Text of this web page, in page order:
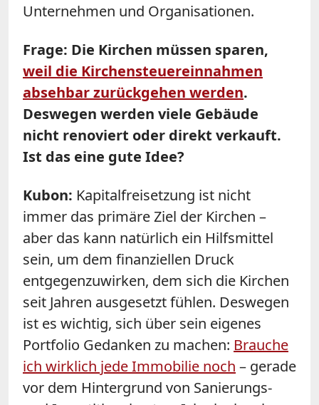
Unternehmen und Organisationen.
Frage: Die Kirchen müssen sparen,
weil die Kirchensteuereinnahmen
absehbar zurückgehen werden.
Deswegen werden viele Gebäude
nicht renoviert oder direkt verkauft.
Ist das eine gute Idee?
Kubon: Kapitalfreisetzung ist nicht
immer das primäre Ziel der Kirchen –
aber das kann natürlich ein Hilfsmittel
sein, um dem finanziellen Druck
entgegenzuwirken, dem sich die Kirchen
seit Jahren ausgesetzt fühlen. Deswegen
ist es wichtig, sich über sein eigenes
Portfolio Gedanken zu machen: Brauche
ich wirklich jede Immobilie noch – gerade
vor dem Hintergrund von Sanierungs-